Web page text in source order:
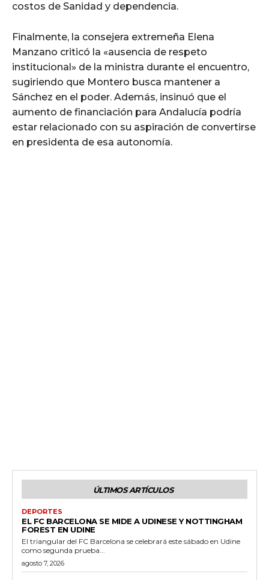
costos de Sanidad y dependencia.
Finalmente, la consejera extremeña Elena
Manzano criticó la «ausencia de respeto
institucional» de la ministra durante el encuentro,
sugiriendo que Montero busca mantener a
Sánchez en el poder. Además, insinuó que el
aumento de financiación para Andalucía podría
estar relacionado con su aspiración de convertirse
en presidenta de esa autonomía.
ÚLTIMOS ARTÍCULOS
DEPORTES
EL FC BARCELONA SE MIDE A UDINESE Y NOTTINGHAM
FOREST EN UDINE
El triangular del FC Barcelona se celebrará este sábado en Udine
como segunda prueba...
agosto 7, 2026